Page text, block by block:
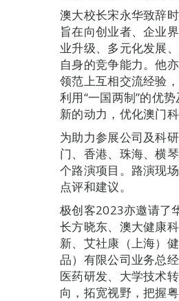
澳大校长宋永华致辞
旨在向创业者、企业
业升级、多元化发展
自身的竞争能力。他
领范上互相交流经验
利用“一国两制”的优
新的动力，优化澳门
为助力参展公司及科
门、香港、珠海、横
个路演项目。路演现
点评和建议。
极创客2023亦邀请了
长方晓东、澳大健康
新、艾社康（上海）
品）有限公司业务总
医药研发、大学技术
向，拓宽视野，把握